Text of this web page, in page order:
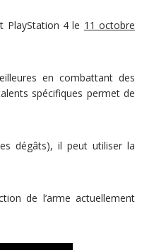
PlayStation 4 le 11 octobre
en combattant des
spécifiques permet de
dégâts), il peut utiliser la
de l’arme actuellement